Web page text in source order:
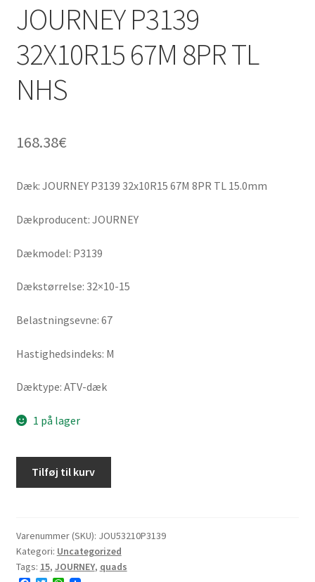
JOURNEY P3139
32X10R15 67M 8PR TL
NHS
168.38€
Dæk: JOURNEY P3139 32x10R15 67M 8PR TL 15.0mm
Dækproducent: JOURNEY
Dækmodel: P3139
Dækstørrelse: 32×10-15
Belastningsevne: 67
Hastighedsindeks: M
Dæktype: ATV-dæk
1 på lager
8PR
TL
NHS
Tilføj til kurv
Varenummer (SKU): JOU53210P3139
Kategori: Uncategorized
Tags: 15, JOURNEY, quads